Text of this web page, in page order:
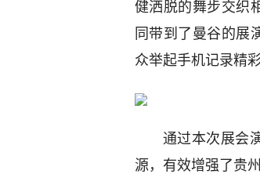
健洒脱的舞步交织
同带到了曼谷的展
众举起手机记录精
通过本次展会
源，有效增强了贵